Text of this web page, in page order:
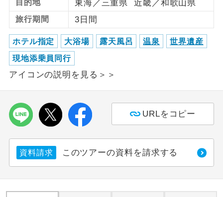
目的地 東海／三重県 近畿／和歌山県
旅行期間 3日間
ホテル指定 大浴場 露天風呂 温泉 世界遺産
現地添乗員同行
アイコンの説明を見る＞＞
URLをコピー
資料請求 このツアーの資料を請求する
です。
利用航空会社が指定なので、ご出発の計
画にとても便利です。
ホテル指定
す。
おひとり様バ
おひとり様でバス席を2席利⽤できま
す。